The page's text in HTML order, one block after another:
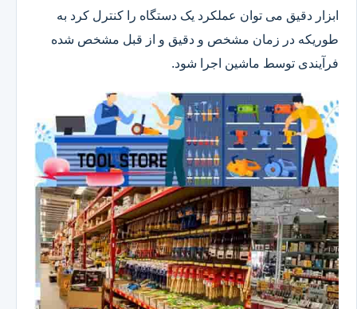
ابزار دقیق می توان عملکرد یک دستگاه را کنترل کرد به
طوریکه در زمان مشخص و دقیق و از قبل مشخص شده
فرآیندی توسط ماشین اجرا شود.